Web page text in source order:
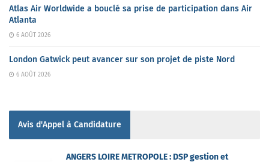
Atlas Air Worldwide a bouclé sa prise de participation dans Air
Atlanta
6 AOÛT 2026
London Gatwick peut avancer sur son projet de piste Nord
6 AOÛT 2026
Avis d'Appel à Candidature
ANGERS LOIRE METROPOLE : DSP gestion et